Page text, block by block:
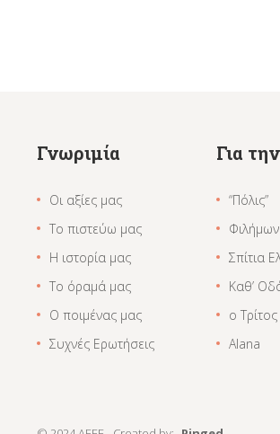
Γνωριμία
Οι αξίες μας
Το πιστεύω μας
Η ιστορία μας
Το όραμά μας
Ο ποιμένας μας
Συχνές Ερωτήσεις
Για
“Πόλις”
Φιλήμων
Σπίτια
Καθ’
ο
Alana